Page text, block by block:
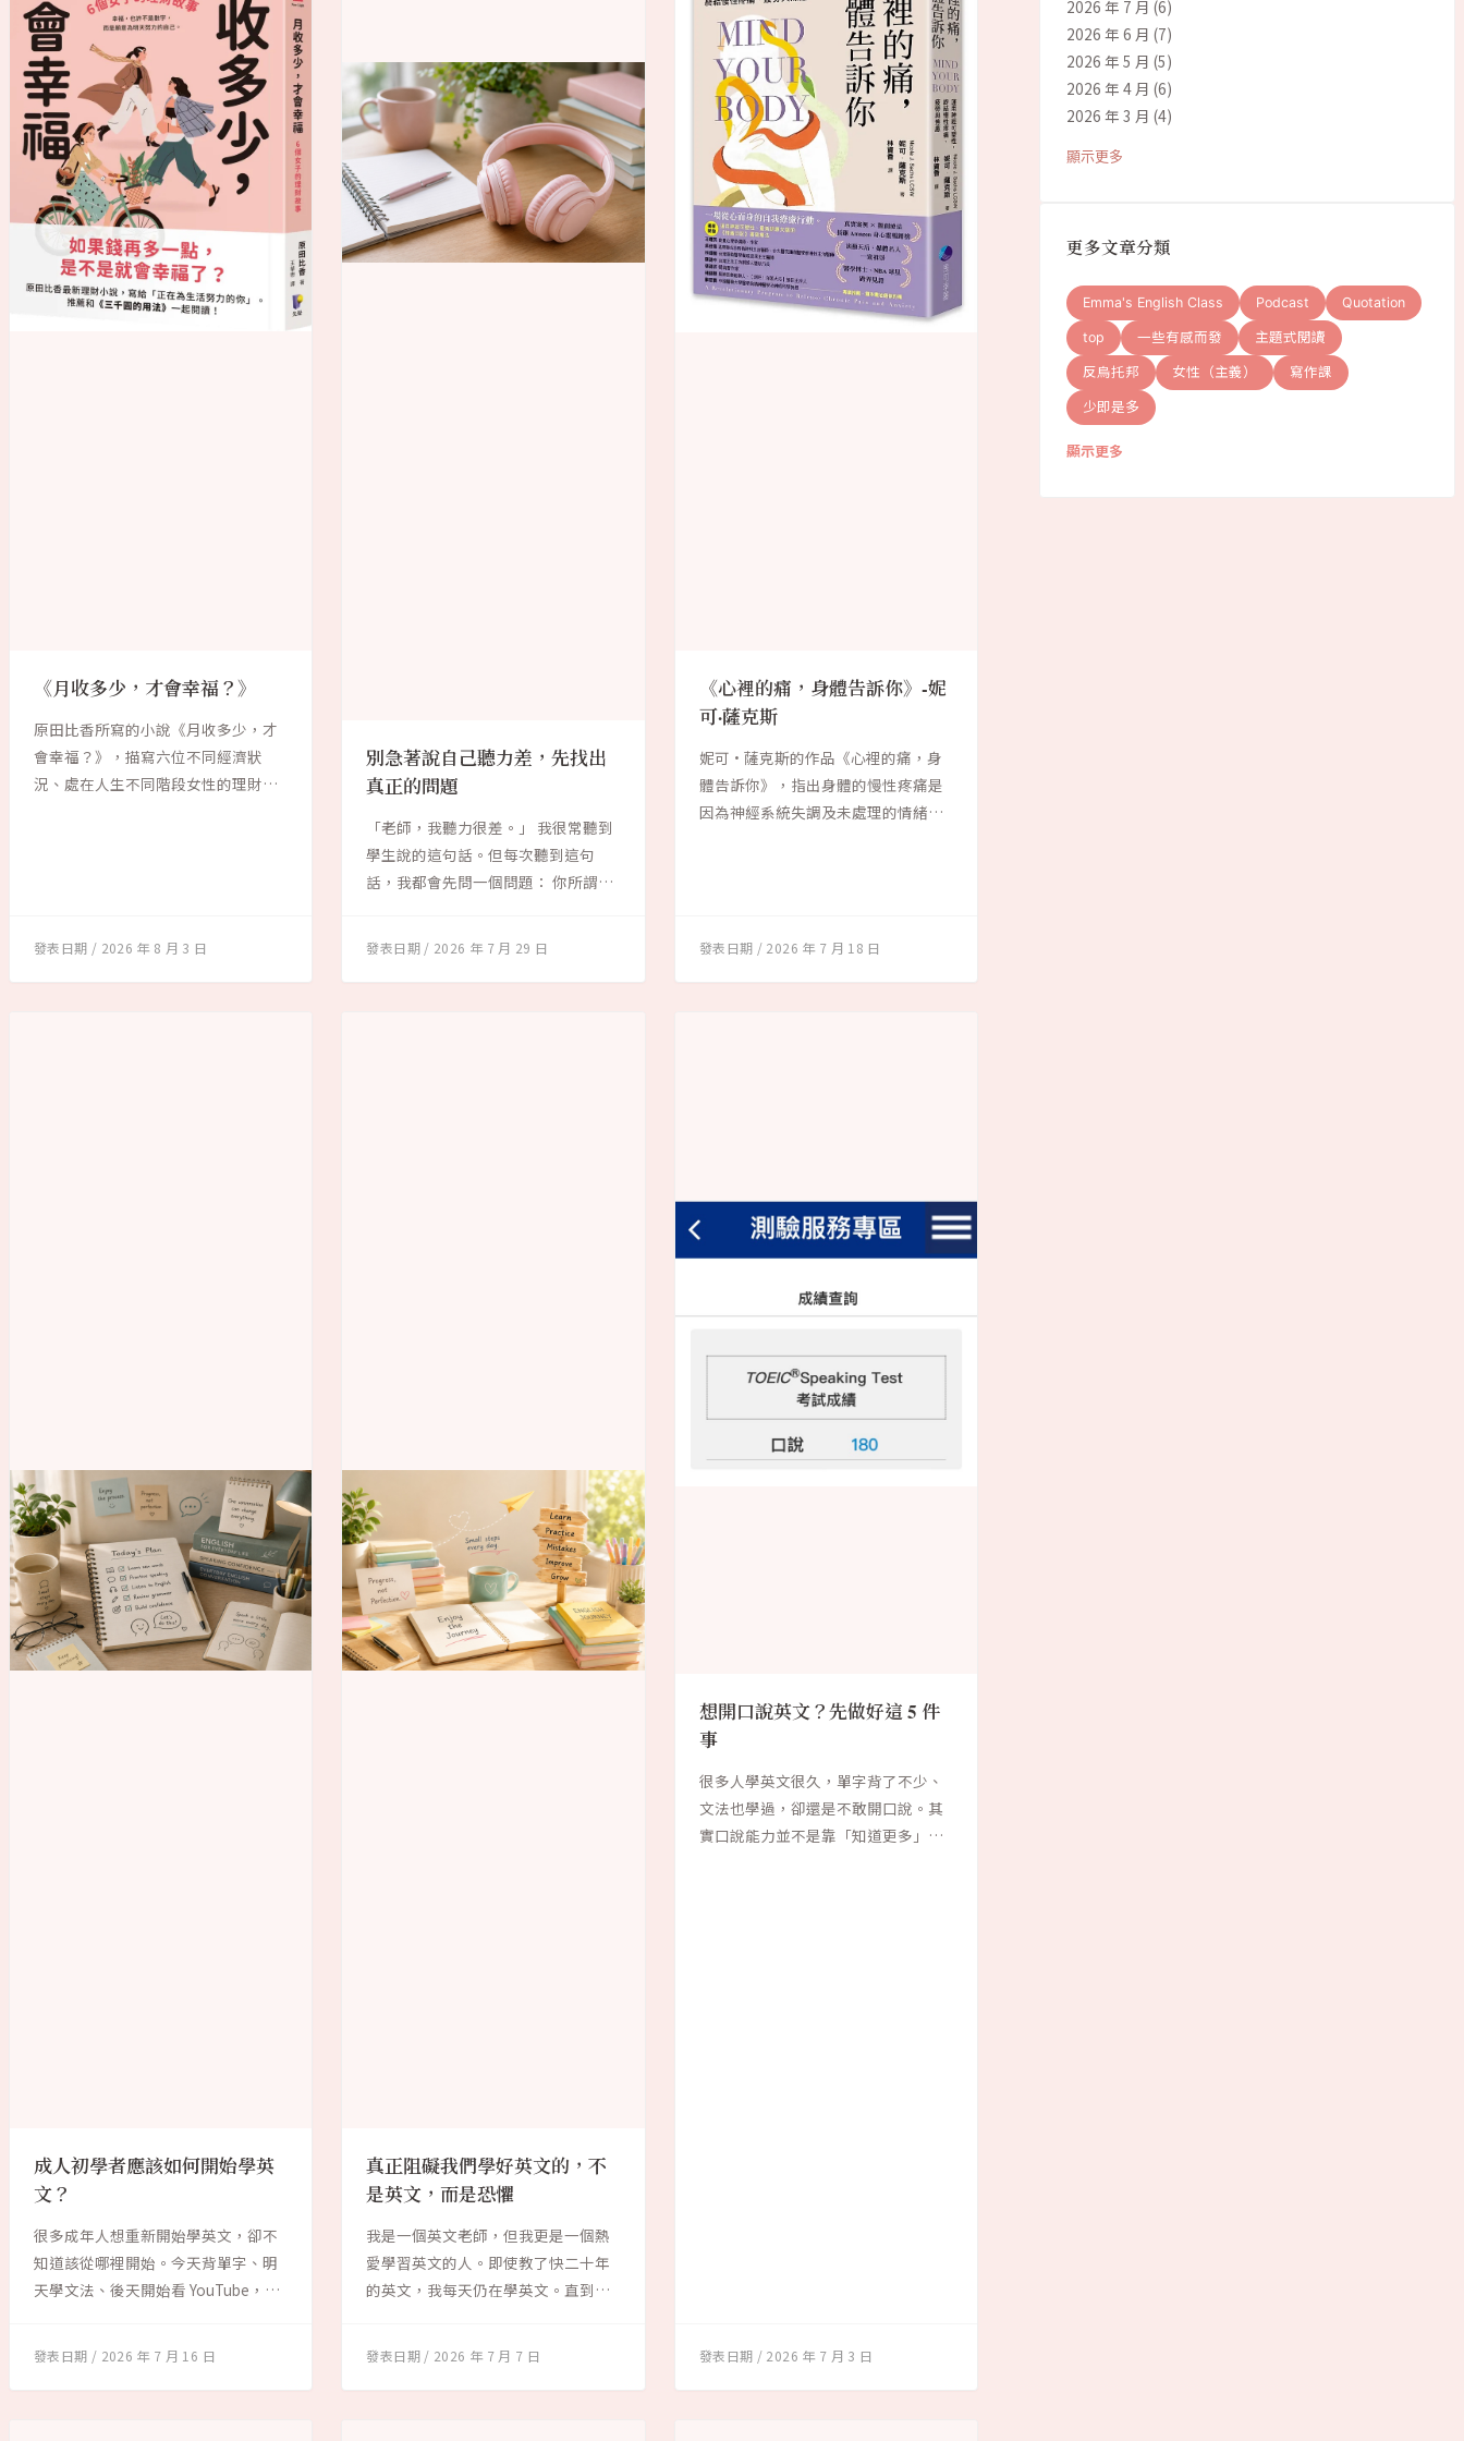
《月收多少，才會幸福？》
原田比香所寫的小說《月收多少，才
會幸福？》，描寫六位不同經濟狀
況、處在人生不同階段女性的理財故
2026 年 8 月 3 日
別急著說自己聽力差，先找出
真正的問題
「老師，我聽力很差。」 我很常聽到
學生說的這句話。但每次聽到這句
話，我都會先問一個問題： 你所謂的
2026 年 7 月 29 日
《心裡的痛，身體告訴你》-妮
可·薩克斯
妮可·薩克斯的作品《心裡的痛，身
體告訴你》，指出身體的慢性疼痛是
因為神經系統失調及未處理的情緒而
2026 年 7 月 18 日
成人初學者應該如何開始學英
文？
很多成年人想重新開始學英文，卻不
知道該從哪裡開始。今天背單字、明
天學文法、後天開始看 YouTube，學
2026 年 7 月 16 日
真正阻礙我們學好英文的，不
是英文，而是恐懼
我是一個英文老師，但我更是一個熱
愛學習英文的人。即使教了快二十年
的英文，我每天仍在學英文。直到今
2026 年 7 月 7 日
想開口說英文？先做好這 5 件
事
很多人學英文很久，單字背了不少、
文法也學過，卻還是不敢開口說。其
實口說能力並不是靠「知道更多」就
2026 年 7 月 3 日
2026 年 7 月 (6)
2026 年 6 月 (7)
2026 年 5 月 (5)
2026 年 4 月 (6)
2026 年 3 月 (4)
顯示更多
更多文章分類
Emma's English Class Podcast Quotation
top 一些有感而發 主題式閱讀
反烏托邦 女性（主義） 寫作課
少即是多
顯示更多